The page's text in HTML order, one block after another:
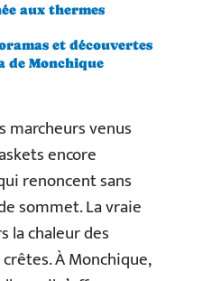
aux thermes
et découvertes
de Monchique
marcheurs venus
encore
renoncent sans
sommet. La vraie
la chaleur des
À Monchique,